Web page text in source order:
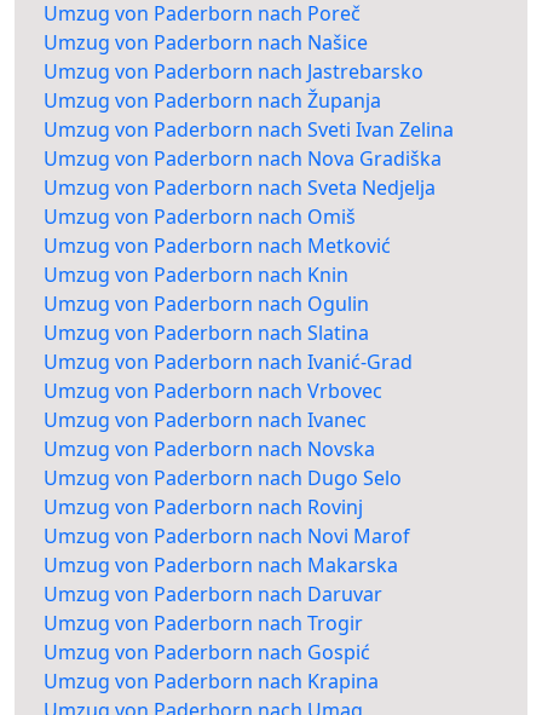
Umzug von Paderborn nach Poreč
Umzug von Paderborn nach Našice
Umzug von Paderborn nach Jastrebarsko
Umzug von Paderborn nach Županja
Umzug von Paderborn nach Sveti Ivan Zelina
Umzug von Paderborn nach Nova Gradiška
Umzug von Paderborn nach Sveta Nedjelja
Umzug von Paderborn nach Omiš
Umzug von Paderborn nach Metković
Umzug von Paderborn nach Knin
Umzug von Paderborn nach Ogulin
Umzug von Paderborn nach Slatina
Umzug von Paderborn nach Ivanić-Grad
Umzug von Paderborn nach Vrbovec
Umzug von Paderborn nach Ivanec
Umzug von Paderborn nach Novska
Umzug von Paderborn nach Dugo Selo
Umzug von Paderborn nach Rovinj
Umzug von Paderborn nach Novi Marof
Umzug von Paderborn nach Makarska
Umzug von Paderborn nach Daruvar
Umzug von Paderborn nach Trogir
Umzug von Paderborn nach Gospić
Umzug von Paderborn nach Krapina